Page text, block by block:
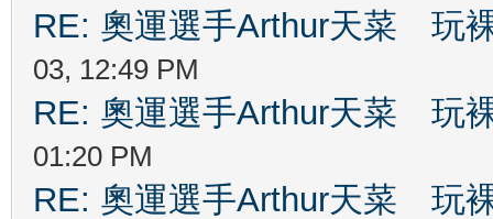
RE: 奧運選手Arthur天菜 玩
03, 12:49 PM
RE: 奧運選手Arthur天菜 玩
01:20 PM
RE: 奧運選手Arthur天菜 玩